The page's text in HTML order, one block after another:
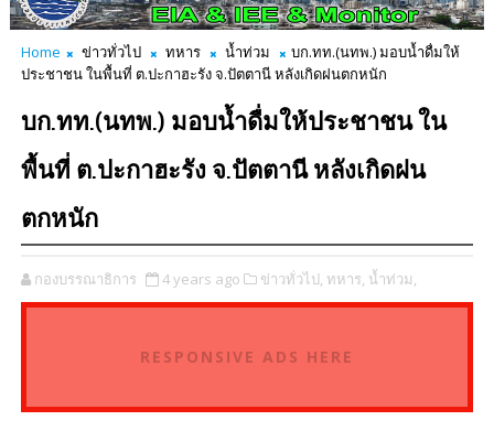
Home ข่าวทั่วไป ทหาร น้ำท่วม
บก.ทท.(นทพ.) มอบน้ำดื่มให้
ประชาชน ในพื้นที่ ต.ปะกาฮะรัง จ.ปัตตานี หลังเกิดฝนตกหนัก
บก.ทท.(นทพ.) มอบน้ำดื่มให้ประชาชน ใน
พื้นที่ ต.ปะกาฮะรัง จ.ปัตตานี หลังเกิดฝน
ตกหนัก
กองบรรณาธิการ 4 years ago ข่าวทั่วไป, ทหาร, น้ำท่วม,
RESPONSIVE ADS HERE